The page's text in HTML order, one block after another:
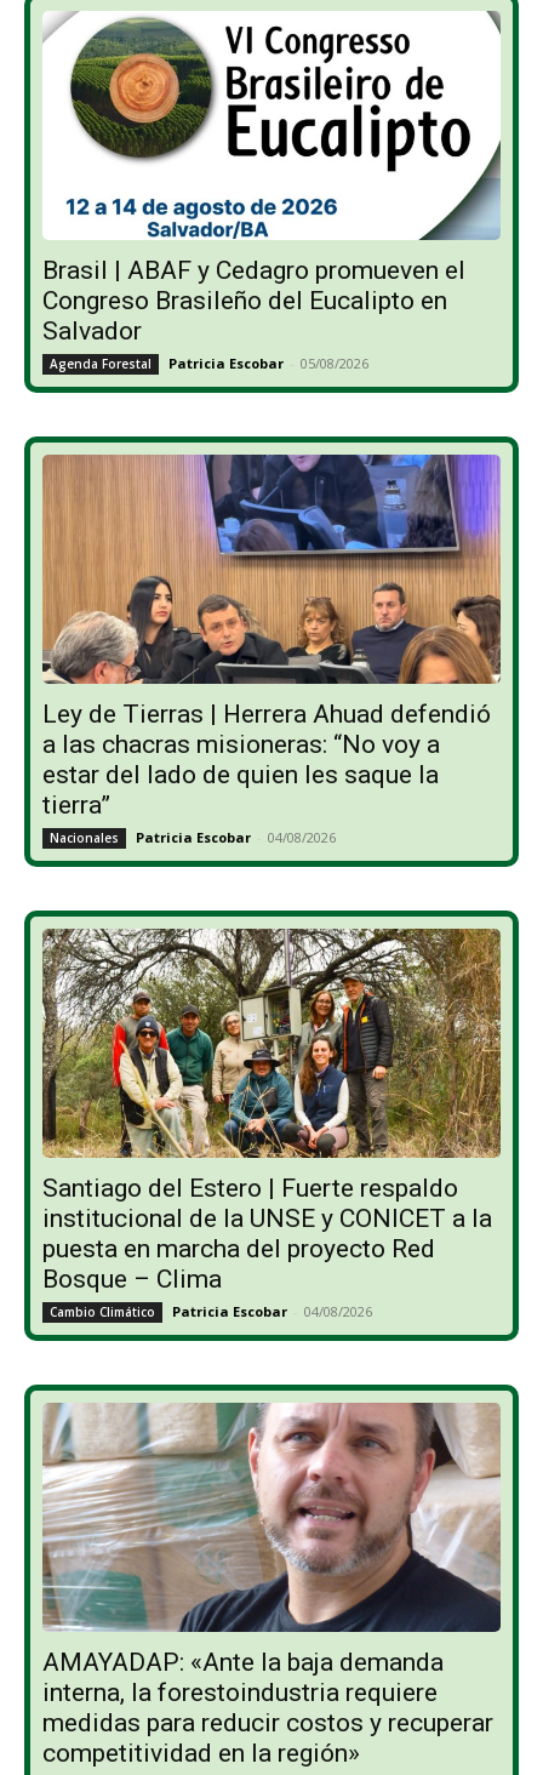
Brasil | ABAF y Cedagro promueven el
Congreso Brasileño del Eucalipto en
Salvador
Agenda Forestal Patricia Escobar - 05/08/2026
Ley de Tierras | Herrera Ahuad defendió
a las chacras misioneras: “No voy a
estar del lado de quien les saque la
tierra”
Nacionales Patricia Escobar - 04/08/2026
Santiago del Estero | Fuerte respaldo
institucional de la UNSE y CONICET a la
puesta en marcha del proyecto Red
Bosque – Clima
Cambio Climático Patricia Escobar - 04/08/2026
AMAYADAP: «Ante la baja demanda
interna, la forestoindustria requiere
medidas para reducir costos y recuperar
competitividad en la región»